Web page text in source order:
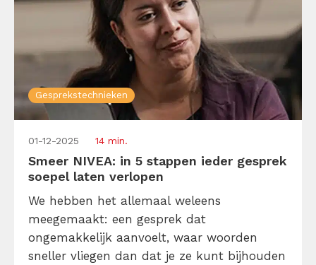
Gesprekstechnieken
01-12-2025 14 min.
Smeer NIVEA: in 5 stappen ieder gesprek
soepel laten verlopen
We hebben het allemaal weleens
meegemaakt: een gesprek dat
ongemakkelijk aanvoelt, waar woorden
sneller vliegen dan dat je ze kunt bijhouden